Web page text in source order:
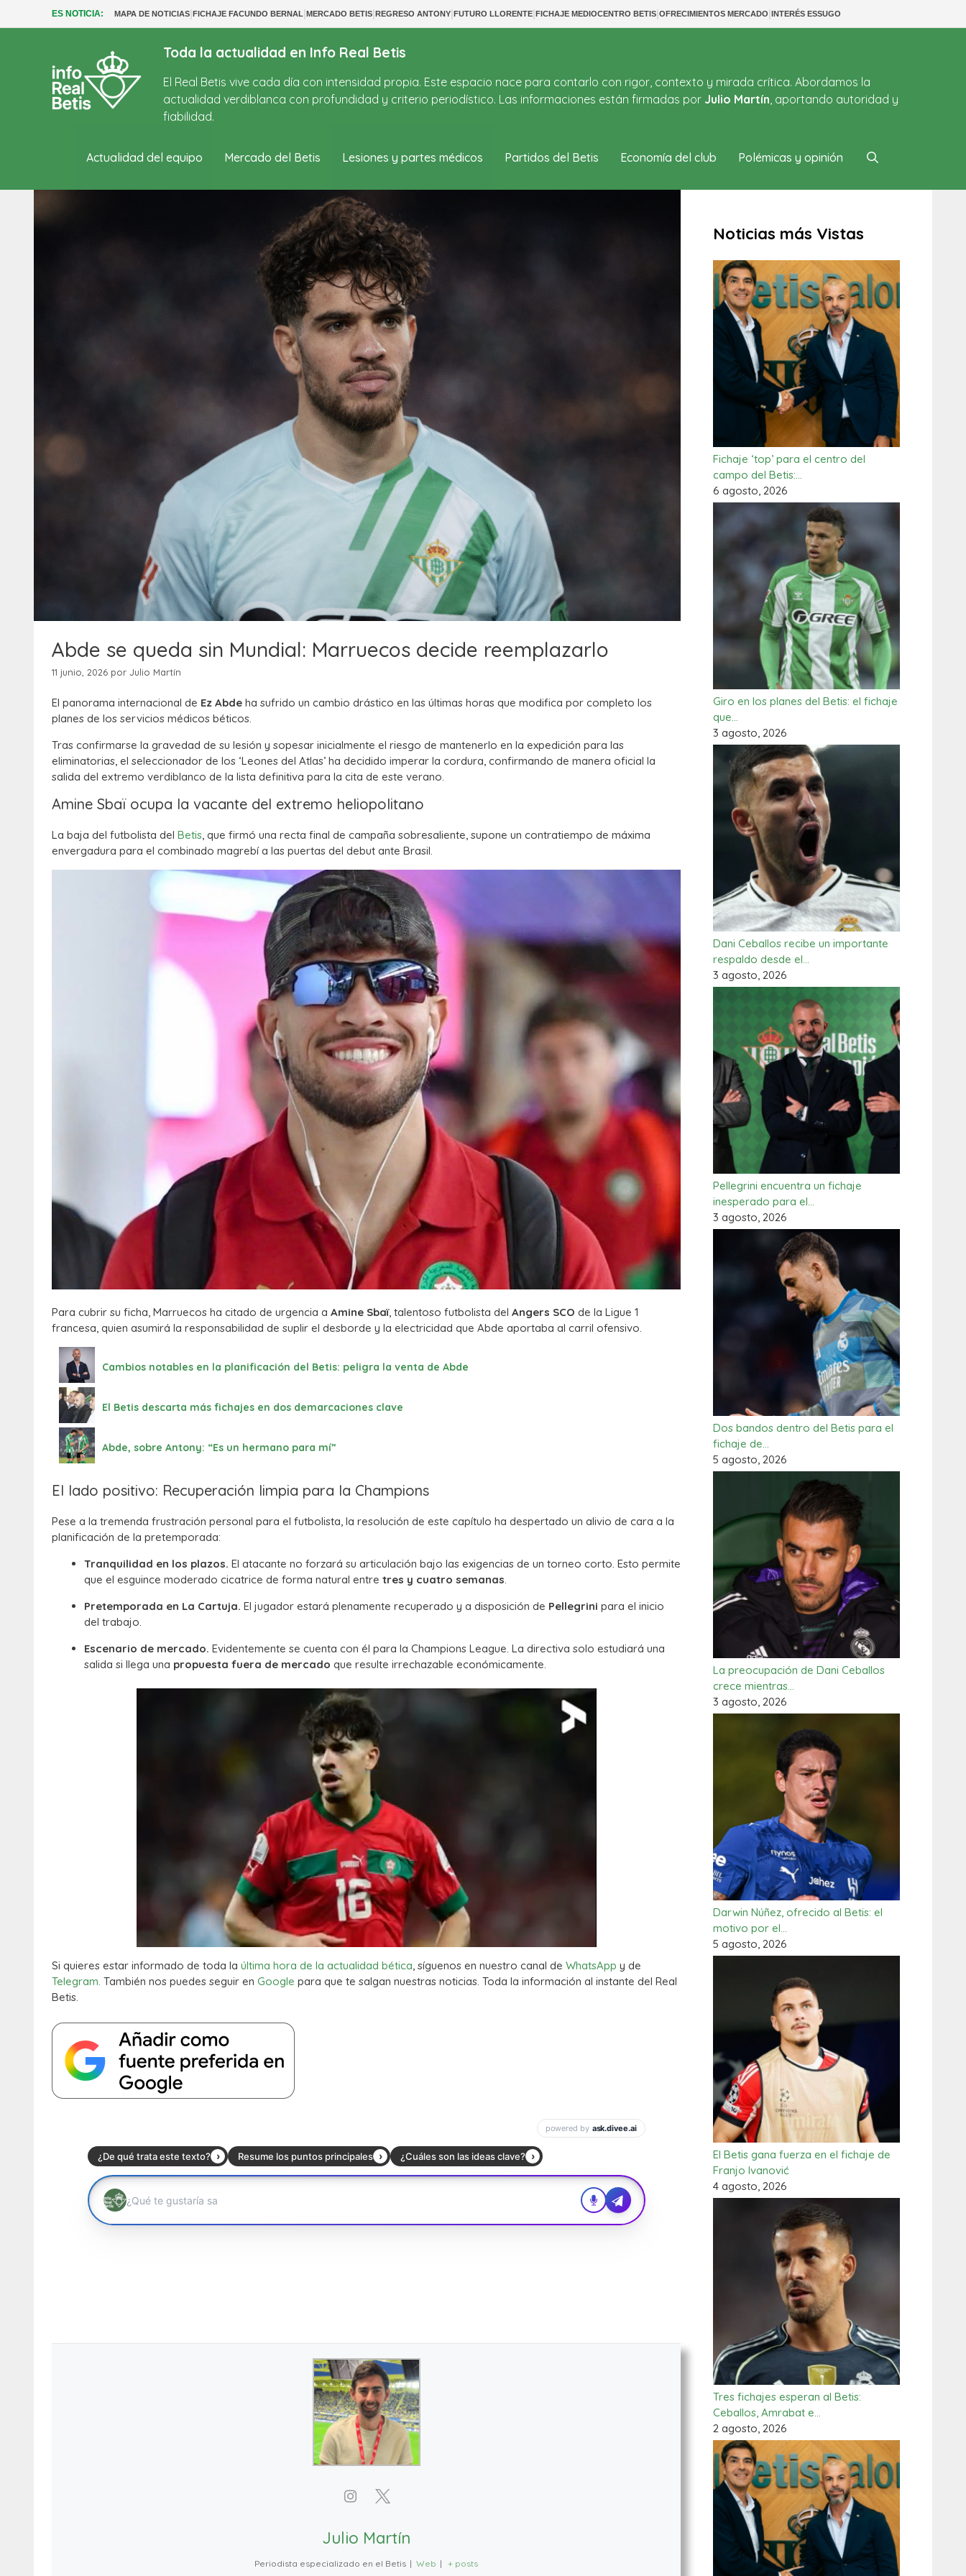
ES NOTICIA: MAPA DE NOTICIAS|FICHAJE FACUNDO BERNAL|MERCADO BETIS|REGRESO ANTONY|FUTURO LLORENTE|FICHAJE MEDIOCENTRO BETIS|OFRECIMIENTOS MERCADO|INTERÉS ESSUGO
Toda la actualidad en Info Real Betis
El Real Betis vive cada día con intensidad propia. Este espacio nace para contarlo con rigor, contexto y mirada crítica. Abordamos la
actualidad verdiblanca con profundidad y criterio periodístico. Las informaciones están firmadas por Julio Martín, aportando autoridad y
fiabilidad.
Actualidad del equipo Mercado del Betis Lesiones y partes médicos Partidos del Betis Economía del club Polémicas y opinión
Abde se queda sin Mundial: Marruecos decide reemplazarlo
11 junio, 2026 por Julio Martín
El panorama internacional de Ez Abde ha sufrido un cambio drástico en las últimas horas que modifica por completo los
planes de los servicios médicos béticos.
Tras confirmarse la gravedad de su lesión y sopesar inicialmente el riesgo de mantenerlo en la expedición para las
eliminatorias, el seleccionador de los ‘Leones del Atlas’ ha decidido imperar la cordura, confirmando de manera oficial la
salida del extremo verdiblanco de la lista definitiva para la cita de este verano.
Amine Sbaï ocupa la vacante del extremo heliopolitano
La baja del futbolista del Betis, que firmó una recta final de campaña sobresaliente, supone un contratiempo de máxima
envergadura para el combinado magrebí a las puertas del debut ante Brasil.
Para cubrir su ficha, Marruecos ha citado de urgencia a Amine Sbaï, talentoso futbolista del Angers SCO de la Ligue 1
francesa, quien asumirá la responsabilidad de suplir el desborde y la electricidad que Abde aportaba al carril ofensivo.
Cambios notables en la planificación del Betis: peligra la venta de Abde
El Betis descarta más fichajes en dos demarcaciones clave
Abde, sobre Antony: “Es un hermano para mí”
El lado positivo: Recuperación limpia para la Champions
Pese a la tremenda frustración personal para el futbolista, la resolución de este capítulo ha despertado un alivio de cara a la
planificación de la pretemporada:
Tranquilidad en los plazos. El atacante no forzará su articulación bajo las exigencias de un torneo corto. Esto permite
que el esguince moderado cicatrice de forma natural entre tres y cuatro semanas
Pretemporada en La Cartuja. El jugador estará plenamente recuperado y a disposición de Pellegrini para el inicio
del trabajo.
Escenario de mercado. Evidentemente se cuenta con él para la Champions League. La directiva solo estudiará una
salida si llega una propuesta fuera de mercado que resulte irrechazable económicamente.
Si quieres estar informado de toda la última hora de la actualidad bética, síguenos en nuestro canal de WhatsApp y de
Telegram. También nos puedes seguir en Google para que te salgan nuestras noticias. Toda la información al instante del Real
Betis.
Julio Martín
Periodista especializado en el Betis | Web | + posts
Noticias más Vistas
Fichaje ‘top’ para el centro del
campo del Betis:…
6 agosto, 2026
Giro en los planes del Betis: el fichaje
que…
3 agosto, 2026
Dani Ceballos recibe un importante
respaldo desde el…
3 agosto, 2026
Pellegrini encuentra un fichaje
inesperado para el…
3 agosto, 2026
Dos bandos dentro del Betis para el
fichaje de…
5 agosto, 2026
La preocupación de Dani Ceballos
crece mientras…
3 agosto, 2026
Darwin Núñez, ofrecido al Betis: el
motivo por el…
5 agosto, 2026
El Betis gana fuerza en el fichaje de
Franjo Ivanović
4 agosto, 2026
Tres fichajes esperan al Betis:
Ceballos, Amrabat e…
2 agosto, 2026